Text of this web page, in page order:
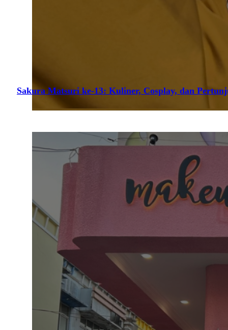
Sakura Matsuri ke-13: Kuliner, Cosplay, dan